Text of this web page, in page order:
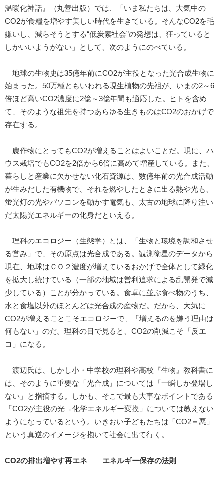
温暖化神話』（丸善出版）では、「いま私たちは、大気中の
CO2が食糧を増やす美しい時代を生きている。そんなCO2を毛
嫌いし、減らそうとする“低炭素社会”の発想は、狂っていると
しかいいようがない」として、次のようにのべている。
地球の生物史は35億年前にCO2が主役となった光合成生物に
始まった。50万種ともいわれる現生植物の先祖が、いまの2～6
倍ほど高いCO2濃度に2億～3億年間も適応した。ヒトを含め
て、そのような祖先を持つあらゆる生きものはCO2のおかげで
存在する。
農作物にとってもCO2が増えることはよいことだ。現に、ハ
ウス栽培でもCO2を2倍から6倍に高めて増産している。また、
暮らしと産業に欠かせない化石資源は、数億年前の光合成活動
が生みだした有機物で、それを燃やしたときに出る熱や光も、
蛍光灯の光やパソコンを動かす電気も、太古の地球に降り注い
だ太陽光エネルギーの化身だといえる。
理科のエコロジー（生態学）とは、「生物と環境を調和させ
る営み」で、その原点は光合成である。観測衛星のデータから
現在、地球はＣＯ２濃度が増えているおかげで全体として緑化
を拡大し続けている（一部の地域は営利追求による乱開発で減
少している）ことが分かっている。食卓に並ぶ食べ物のうち、
水と食塩以外のほとんどは光合成の産物だ。だから、大気に
CO2が増えることこそエコロジーで、「増えるのを嫌う理由は
何もない」のだ。理科の目で見ると、CO2の削減こそ「反エ
コ」になる。
渡辺氏は、しかし小・中学校の理科や高校『生物』教科書に
は、そのように重要な「光合成」については「一瞬しか登場し
ない」と指摘する。しかも、そこで最も大事なポイントである
「CO2が主役の光→化学エネルギー変換」については教えない
ようになっているという。いきおい子どもたちは「CO2＝悪」
という真逆のイメージを抱いて社会に出て行く。
CO2の排出増やす再エネ エネルギー保存の法則